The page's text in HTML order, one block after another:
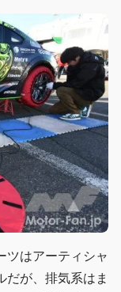
ツはアーティシャ
だが、排気系はま